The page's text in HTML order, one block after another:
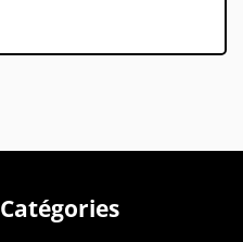
Catégories